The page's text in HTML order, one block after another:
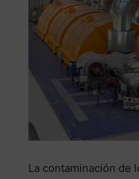
La contaminación de